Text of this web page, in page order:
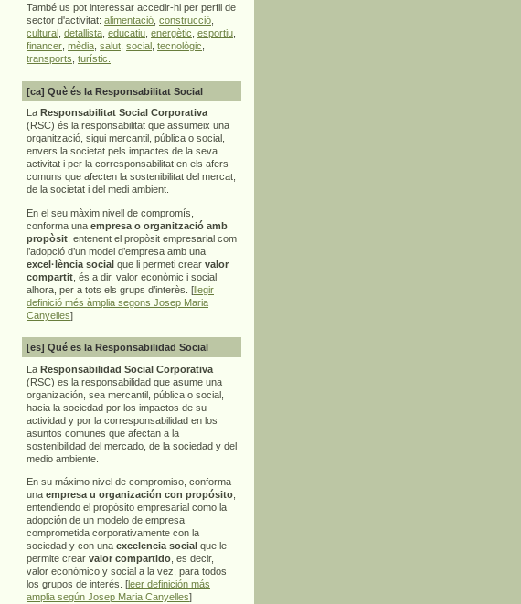
També us pot interessar accedir-hi per perfil de
sector d'activitat: alimentació construcció
cultural detallista educatiu energètic esportiu
financer mèdia salut social tecnològic
transports turístic.
[ca] Què és la Responsabilitat Social
La Responsabilitat Social Corporativa
(RSC) és la responsabilitat que assumeix una
organització, sigui mercantil, pública o social,
envers la societat pels impactes de la seva
activitat i per la corresponsabilitat en els afers
comuns que afecten la sostenibilitat del mercat,
de la societat i del medi ambient.
En el seu màxim nivell de compromís,
conforma una empresa o organització amb
propòsit , entenent el propòsit empresarial com
l’adopció d’un model d’empresa amb una
excel·lència social que li permeti crear valor
compartit , és a dir, valor econòmic i social
alhora, per a tots els grups d’interès. [llegir
definició més àmplia segons Josep Maria
Canyelles]
[es] Qué es la Responsabilidad Social
La Responsabilidad Social Corporativa
(RSC) es la responsabilidad que asume una
organización, sea mercantil, pública o social,
hacia la sociedad por los impactos de su
actividad y por la corresponsabilidad en los
asuntos comunes que afectan a la
sostenibilidad del mercado, de la sociedad y del
medio ambiente.
En su máximo nivel de compromiso, conforma
una empresa u organización con propósito
entendiendo el propósito empresarial como la
adopción de un modelo de empresa
comprometida corporativamente con la
sociedad y con una excelencia social que le
permite crear valor compartido , es decir,
valor económico y social a la vez, para todos
los grupos de interés. [leer definición más
amplia según Josep Maria Canyelles]